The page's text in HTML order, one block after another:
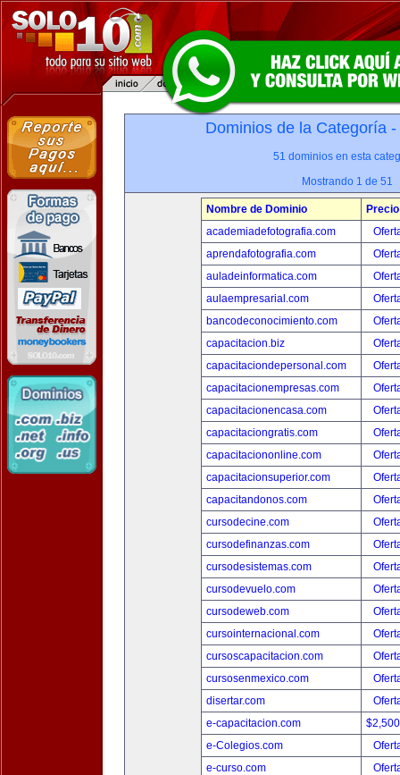
Dominios de la Categoría -
51 dominios en esta
Mostrando 1 de 51
Nombre de Dominio
Precio
academiadefotografia.com
aprendafotografia.com
auladeinformatica.com
aulaempresarial.com
bancodeconocimiento.com
capacitacion.biz
capacitaciondepersonal.com
capacitacionempresas.com
capacitacionencasa.com
capacitaciongratis.com
capacitaciononline.com
capacitacionsuperior.com
capacitandonos.com
cursodecine.com
cursodefinanzas.com
cursodesistemas.com
cursodevuelo.com
cursodeweb.com
cursointernacional.com
cursoscapacitacion.com
cursosenmexico.com
disertar.com
e-capacitacion.com
e-Colegios.com
e-curso.com